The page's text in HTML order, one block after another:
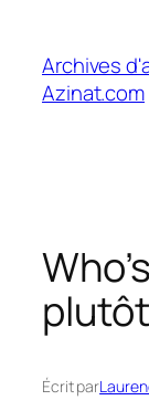
contenu
Archives
Azinat.com
Écrit par